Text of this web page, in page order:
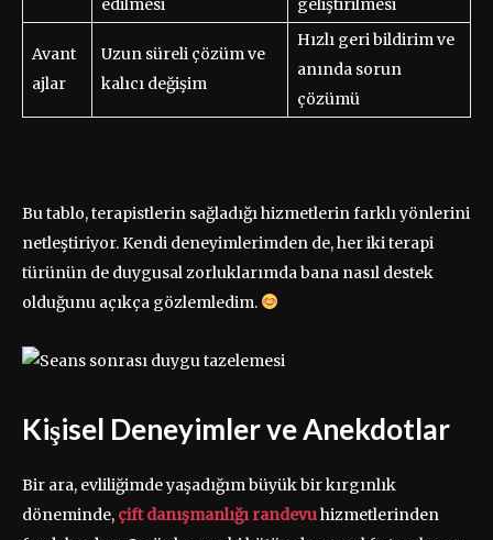
edilmesi geliştirilmesi
Avant
ajlar
Uzun süreli çözüm ve
kalıcı değişim
Hızlı geri bildirim ve
anında sorun
çözümü
Bu tablo, terapistlerin sağladığı hizmetlerin farklı yönlerini
netleştiriyor. Kendi deneyimlerimden de, her iki terapi
türünün de duygusal zorluklarımda bana nasıl destek
olduğunu açıkça gözlemledim.
Kişisel Deneyimler ve Anekdotlar
Bir ara, evliliğimde yaşadığım büyük bir kırgınlık
döneminde, çift danışmanlığı randevuhizmetlerinden